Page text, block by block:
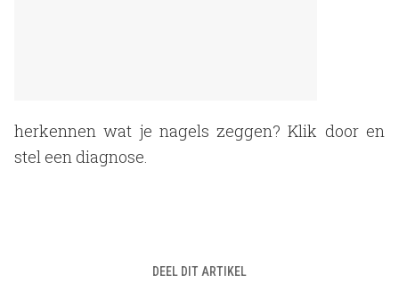
herkennen wat je nagels zeggen? Klik door en
stel een diagnose.
DEEL DIT ARTIKEL